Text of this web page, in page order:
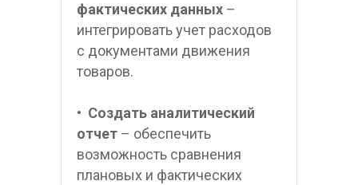
фактических данных –
интегрировать учет расходов
с документами движения
товаров.
• Создать аналитический
отчет – обеспечить
возможность сравнения
плановых и фактических